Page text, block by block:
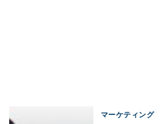
マーケティング